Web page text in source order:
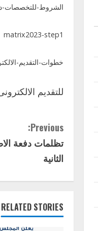
الشروط-للتخصصات-دفعة-
matrix2023-step1
خطوات-التقديم-
للتقديم
C
o
i
Previous:
الثانية
RELATED STORIES